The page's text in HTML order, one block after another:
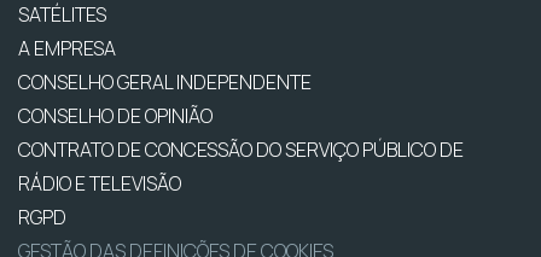
SATÉLITES
A EMPRESA
CONSELHO GERAL INDEPENDENTE
CONSELHO DE OPINIÃO
CONTRATO DE CONCESSÃO DO SERVIÇO PÚBLICO DE
RÁDIO E TELEVISÃO
RGPD
GESTÃO DAS DEFINIÇÕES DE COOKIES